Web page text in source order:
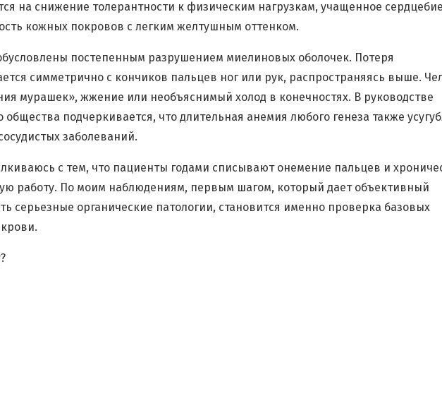
на снижение толерантности к физическим нагрузкам, учащенное
кожных покровов с легким желтушным оттенком.
постепенным разрушением миелиновых оболочек. Потеря
симметрично с кончиков пальцев ног или рук, распространяясь выше.
мурашек», жжение или необъяснимый холод в конечностях. В руководстве
общества подчеркивается, что длительная анемия любого генеза также
заболеваний.
с тем, что пациенты годами списывают онемение пальцев и
работу. По моим наблюдениям, первым шагом, который дает объективный
серьезные органические патологии, становится именно проверка базовых